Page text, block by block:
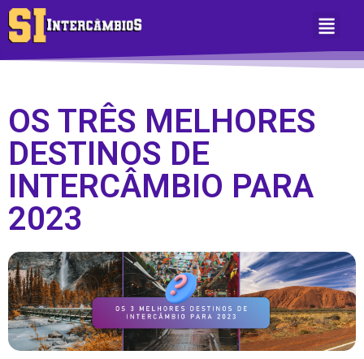
OS TRÊS MELHORES
DESTINOS DE
INTERCÂMBIO PARA
2023